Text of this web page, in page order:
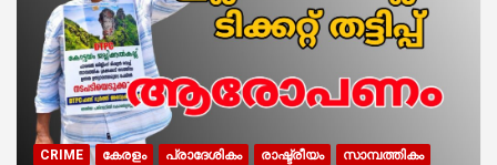
CRIME കേരളം പ്രാദേശികം രാഷ്ട്രീയം സാമ്പത്തികം